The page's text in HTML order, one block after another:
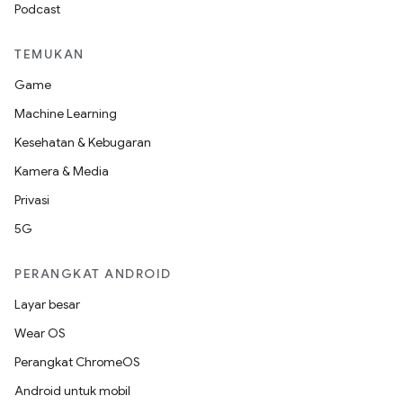
Podcast
TEMUKAN
Game
Machine Learning
Kesehatan & Kebugaran
Kamera & Media
Privasi
5G
PERANGKAT ANDROID
Layar besar
Wear OS
Perangkat ChromeOS
Android untuk mobil